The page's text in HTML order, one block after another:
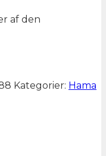
af den
Kategorier: Hama